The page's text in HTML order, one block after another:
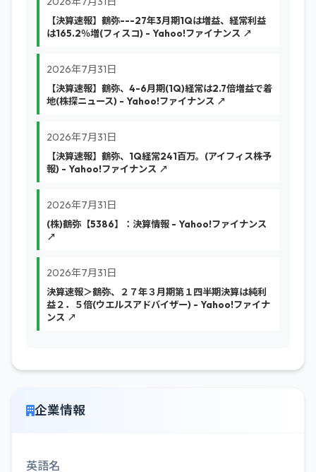
【決算速報】鶴弥---27年3月期1Qは増益、経常利益
は165.2％増(フィスコ) - Yahoo!ファイナンス ↗
2026年7月31日
【決算速報】鶴弥、4-6月期(1Q)経常は2.7倍増益で着
地(株探ニュース) - Yahoo!ファイナンス ↗
2026年7月31日
【決算速報】鶴弥、1Q経常241百万。(アイフィス株予
報) - Yahoo!ファイナンス ↗
2026年7月31日
(株)鶴弥【5386】：決算情報 - Yahoo!ファイナンス
↗
2026年7月31日
決算速報＞鶴弥、２７年３月期第１四半期決算は純利
益２．５倍(ウエルスアドバイザー) - Yahoo!ファイナ
ンス ↗
企業情報
英語名